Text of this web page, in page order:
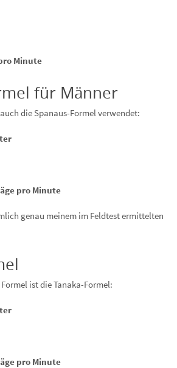
Minute
für Männer
die Spanaus-Formel verwendet:
pro Minute
genau meinem im Feldtest ermittelten
ist die Tanaka-Formel:
pro Minute